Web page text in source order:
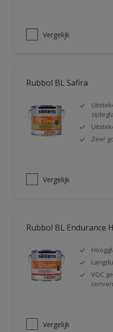
Vergelijk
Rubbol BL Safira
Zeer
Vergelijk
Rubbol BL Endurance
VOC
Vergelijk